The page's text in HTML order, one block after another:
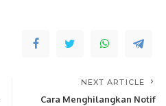
NEXT ARTICLE
Cara Menghilangkan Notif